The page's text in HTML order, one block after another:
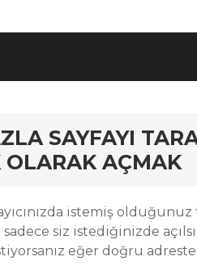
SAYFAYI
AÇMAK
istemiş
sadece siz istediğinizde
eğer doğru